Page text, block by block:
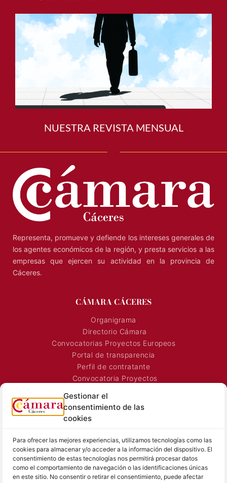
Gestionar el
consentimiento de las
cookies
Para ofrecer las mejores experiencias, utilizamos tecnologías como las
cookies para almacenar y/o acceder a la información del dispositivo. El
consentimiento de estas tecnologías nos permitirá procesar datos
como el comportamiento de navegación o las identificaciones únicas
en este sitio. No consentir o retirar el consentimiento, puede afectar
Representa, promueve y defiende los intereses generales de
los agentes económicos de la región, y presta servicios a las
empresas que ejercen su actividad en la provincia de
CÁMARA CÁCERES
Organigrama
Directorio Cámara
Convocatorias Proyectos Europeos
Portal de transparencia
Perfil de contratante
Convocatoria Proyectos
Horarios Comerciales
Señalización Comercial
Directorio AEXTIC
SALA DE PRENSA
Noticias Cámara
TEXTOS LEGALES
Aviso Legal